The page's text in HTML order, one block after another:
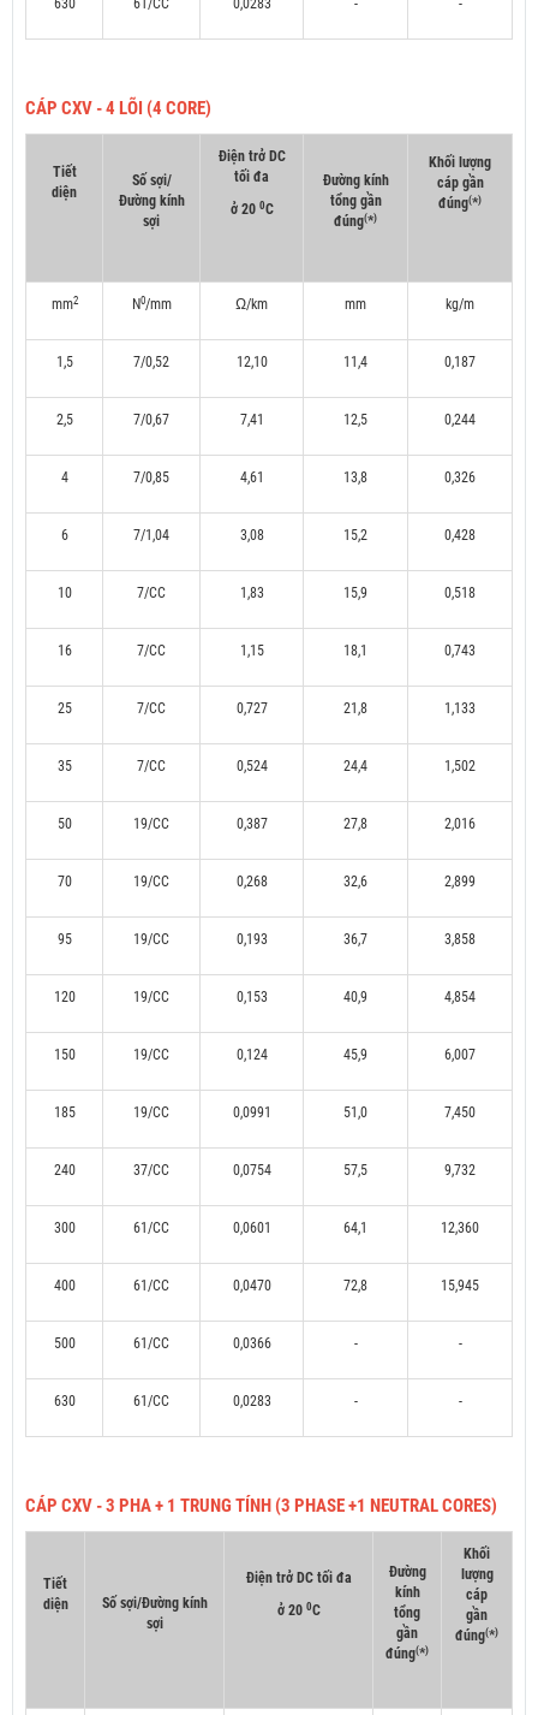
630 61/CC 0,0283 - -
CÁP CXV - 4 LÕI (4 CORE)
Tiết
diện
Số sợi/
Đường kính
sợi
Điện trở DC
tối đa
ở 20 0C
Đường kính
tổng gần
đúng(*)
Khối lượng
cáp gần
đúng(*)
mm2 N0/mm Ω/km mm kg/m
1,5 7/0,52 12,10 11,4 0,187
2,5 7/0,67 7,41 12,5 0,244
4 7/0,85 4,61 13,8 0,326
6 7/1,04 3,08 15,2 0,428
10 7/CC 1,83 15,9 0,518
16 7/CC 1,15 18,1 0,743
25 7/CC 0,727 21,8 1,133
35 7/CC 0,524 24,4 1,502
50 19/CC 0,387 27,8 2,016
70 19/CC 0,268 32,6 2,899
95 19/CC 0,193 36,7 3,858
120 19/CC 0,153 40,9 4,854
150 19/CC 0,124 45,9 6,007
185 19/CC 0,0991 51,0 7,450
240 37/CC 0,0754 57,5 9,732
300 61/CC 0,0601 64,1 12,360
400 61/CC 0,0470 72,8 15,945
500 61/CC 0,0366 - -
630 61/CC 0,0283 - -
CÁP CXV - 3 PHA + 1 TRUNG TÍNH (3 PHASE +1 NEUTRAL CORES)
Tiết
diện
Số sợi/Đường kính
sợi
Điện trở DC tối đa
ở 20 0C
Đường
kính
tổng
gần
đúng(*)
Khối
lượng
cáp
gần
đúng(*)